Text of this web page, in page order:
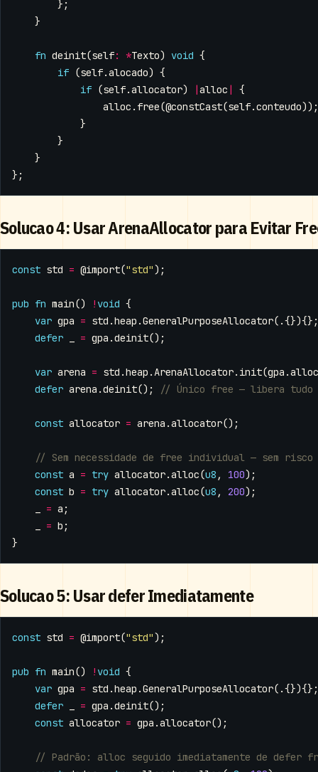
};
}
fn deinit(self: *Texto) void {
if (self.alocado) {
if (self.allocator) alloc
{
alloc . free(@constCast(self.conteudo));
}
}
}
};
Solucao 4: Usar ArenaAllocator para Evitar
const std = @import("std" );
pub fn main() ! void {
var gpa = std .heap .GeneralPurposeAllocator(.{}){};
defer
= gpa .deinit();
var arena = std .heap .ArenaAllocator. init(gpa .
defer arena .deinit();
const allocator = arena .allocator();
const a = try allocator.alloc(u8 , 100);
const b = try allocator.alloc(u8 , 200);
= a ;
= b ;
}
Solucao 5: Usar defer Imediatamente
const std = @import("std" );
pub fn main() ! void {
var gpa = std .heap .GeneralPurposeAllocator(.{}){};
defer
= gpa .deinit();
const allocator = gpa .allocator();